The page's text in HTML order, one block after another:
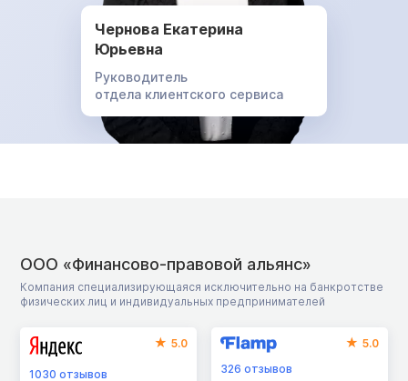
Чернова Екатерина
Юрьевна
Руководитель
отдела клиентского сервиса
ООО «Финансово-правовой альянс»
Компания специализирующаяся исключительно на банкротстве
физических лиц и индивидуальных предпринимателей
5.0
1030 отзывов
5.0
326отзывов